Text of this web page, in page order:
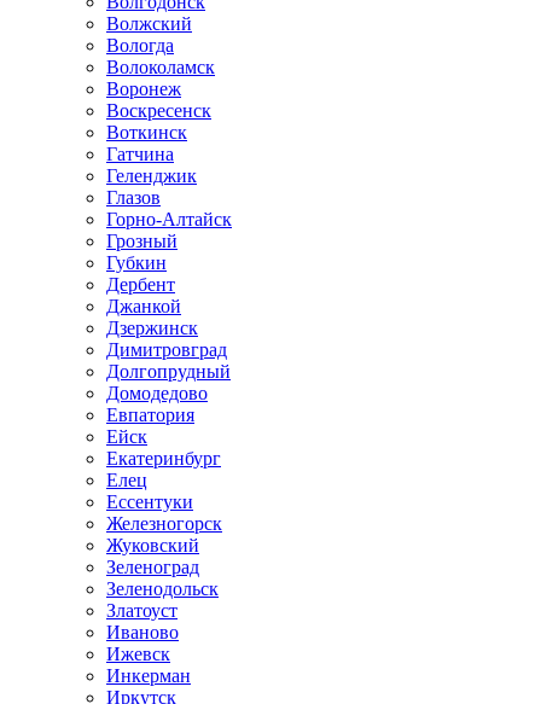
Волжский
Вологда
Волоколамск
Воронеж
Воскресенск
Воткинск
Гатчина
Геленджик
Глазов
Горно-Алтайск
Грозный
Губкин
Дербент
Джанкой
Дзержинск
Димитровград
Долгопрудный
Домодедово
Евпатория
Ейск
Екатеринбург
Елец
Ессентуки
Железногорск
Жуковский
Зеленоград
Зеленодольск
Златоуст
Иваново
Ижевск
Инкерман
Иркутск